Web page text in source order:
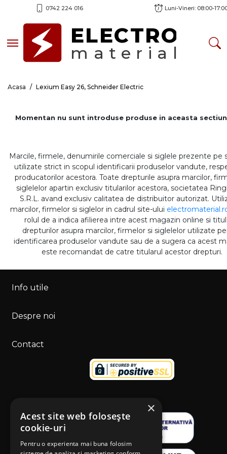
0742 224 016 Luni-Vineri: 08:00-
Toggle navigationELECTRO
material
Acasa Lexium Easy 26, Schneider Electric
Momentan nu sunt introduse produse in aceasta
Marcile, firmele, denumirile comerciale si siglele prezente pe
utilizate strict in scopul identificarii produselor vandute,
producatorilor acestora. Toate drepturile asupra marcilor,
siglelelor apartin exclusiv titularilor acestora, societatea
S.R.L. avand exclusiv calitatea de distribuitor autorizat.
marcilor, firmelor si siglelor in cadrul site-ului
rolul de a indica afilierea intre acest magazin online si
drepturilor asupra marcilor, firmelor si siglelelor utilizate
identificarea produselor vandute sau de a sugera ca acest
este recomandat de catre titularul acestor drepturi.
Info utile
Despre noi
Contact
×
Acest site web folosește
cookie-uri
Pentru o experienta mai buna folosim